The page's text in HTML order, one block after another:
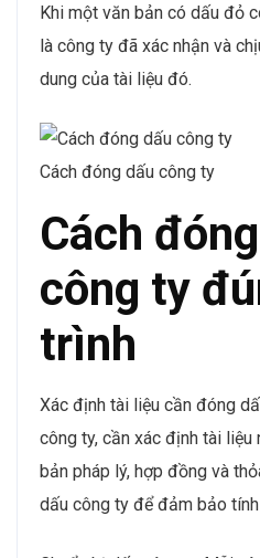
Khi một văn bản có dấu đỏ
là công ty đã xác nhận và
dung của tài liệu đó.
Cách đóng dấu công ty
Cách
công ty
trình
Xác định tài liệu cần đóng
công ty, cần xác định tài liệu
bản pháp lý, hợp đồng và
dấu công ty để đảm bảo tính